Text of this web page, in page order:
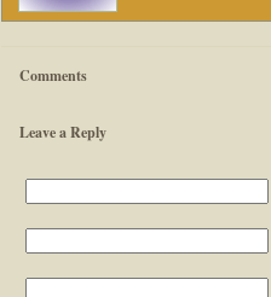
Comments
Leave a Reply